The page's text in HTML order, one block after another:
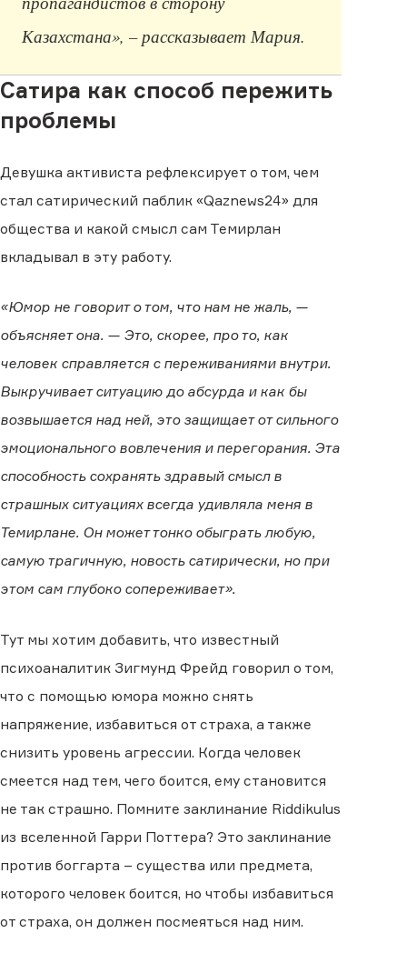
Казахстана», – рассказывает Мария.
Сатира как способ пережить
проблемы
Девушка активиста рефлексирует о том, чем
стал сатирический паблик «Qaznews24» для
общества и какой смысл сам Темирлан
вкладывал в эту работу.
«Юмор не говорит о том, что нам не жаль, —
объясняет она. — Это, скорее, про то, как
человек справляется с переживаниями внутри.
Выкручивает ситуацию до абсурда и как бы
возвышается над ней, это защищает от сильного
эмоционального вовлечения и перегорания. Эта
способность сохранять здравый смысл в
страшных ситуациях всегда удивляла меня в
Темирлане. Он может тонко обыграть любую,
самую трагичную, новость сатирически, но при
этом сам глубоко сопереживает».
Тут мы хотим добавить, что известный
психоаналитик Зигмунд Фрейд говорил о том,
что с помощью юмора можно снять
напряжение, избавиться от страха, а также
снизить уровень агрессии. Когда человек
смеется над тем, чего боится, ему становится
не так страшно. Помните заклинание Riddikulus
из вселенной Гарри Поттера? Это заклинание
против боггарта – существа или предмета,
которого человек боится, но чтобы избавиться
от страха, он должен посмеяться над ним.